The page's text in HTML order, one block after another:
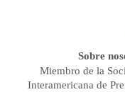
Sobre
Miembro de la
Interamericana de